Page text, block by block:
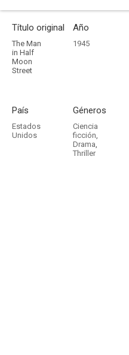
Título original
The Man
in Half
Moon
Street
Año
1945
País
Estados
Unidos
Géneros
Ciencia
ficción,
Drama,
Thriller